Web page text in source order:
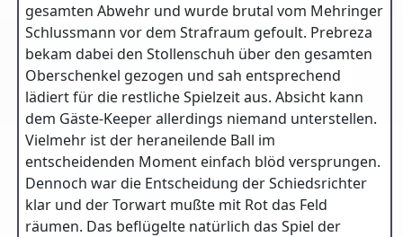
gesamten Abwehr und wurde brutal vom Mehringer
Schlussmann vor dem Strafraum gefoult. Prebreza
bekam dabei den Stollenschuh über den gesamten
Oberschenkel gezogen und sah entsprechend
lädiert für die restliche Spielzeit aus. Absicht kann
dem Gäste-Keeper allerdings niemand unterstellen.
Vielmehr ist der heraneilende Ball im
entscheidenden Moment einfach blöd versprungen.
Dennoch war die Entscheidung der Schiedsrichter
klar und der Torwart mußte mit Rot das Feld
räumen. Das beflügelte natürlich das Spiel der